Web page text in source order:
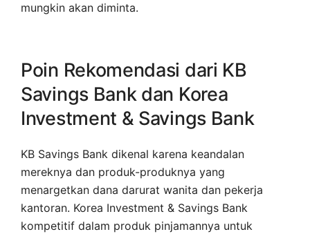
mungkin akan diminta.
Poin Rekomendasi dari KB
Savings Bank dan Korea
Investment & Savings Bank
KB Savings Bank dikenal karena keandalan
mereknya dan produk-produknya yang
menargetkan dana darurat wanita dan pekerja
kantoran. Korea Investment & Savings Bank
kompetitif dalam produk pinjamannya untuk